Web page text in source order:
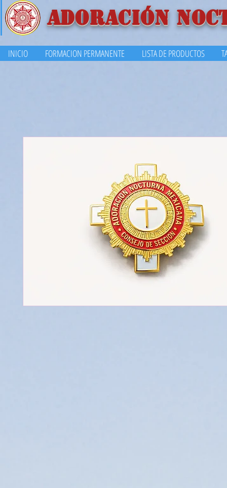
ADORACIÓN
INICIO FORMACION PERMANENTE LISTA DE PRODUCTOS